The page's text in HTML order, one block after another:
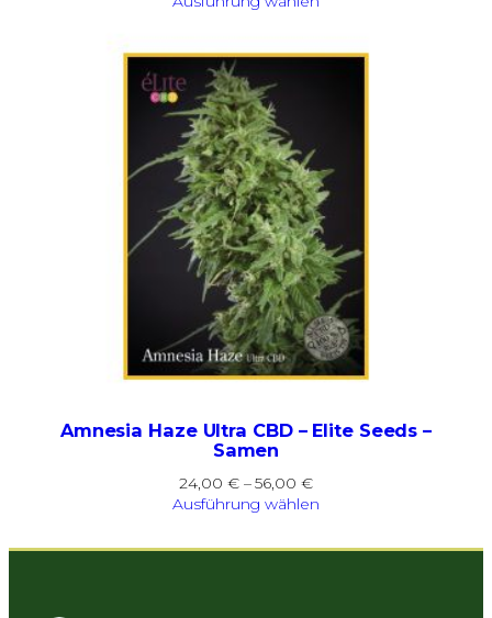
Amnesia Haze Ultra CBD – Elite Seeds –
Samen
24,00 € –56,00 €Preisspanne:
24,00 €
56,00 €
Ausführung wählen